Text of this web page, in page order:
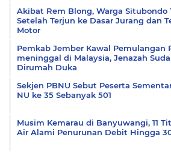
Akibat Rem Blong, Warga Situbondo
Setelah Terjun ke Dasar Jurang dan
Motor
Pemkab Jember Kawal Pemulangan
meninggal di Malaysia, Jenazah
Dirumah Duka
Sekjen PBNU Sebut Peserta
NU ke 35 Sebanyak 501
Musim Kemarau di Banyuwangi, 11
Air Alami Penurunan Debit Hingga